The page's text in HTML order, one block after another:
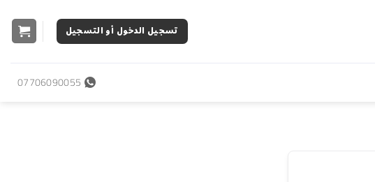
تسجيل الدخول أو التسجيل
07706090055